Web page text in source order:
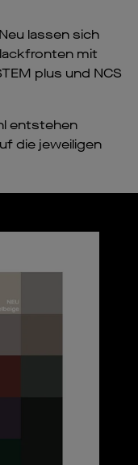
lassen sich
mit
plus und NCS
entstehen
die jeweiligen